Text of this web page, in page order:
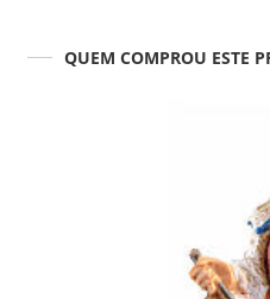
QUEM COMPROU ESTE